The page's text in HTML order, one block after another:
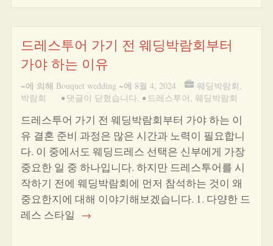
드레스투어 가기 전 웨딩박람회부터
가야 하는 이유
~에 의해 Bouquet wedding ~에 8월 4, 2024 웨딩박람회,
박람회
• 댓글이 닫혔습니다. • 드레스투어, 웨딩박람회
드레스투어 가기 전 웨딩박람회부터 가야 하는 이
유 결혼 준비 과정은 많은 시간과 노력이 필요합니
다. 이 중에서도 웨딩드레스 선택은 신부에게 가장
중요한 일 중 하나입니다. 하지만 드레스투어를 시
작하기 전에 웨딩박람회에 먼저 참석하는 것이 왜
중요한지에 대해 이야기해보겠습니다. 1. 다양한 드
레스 스타일 →